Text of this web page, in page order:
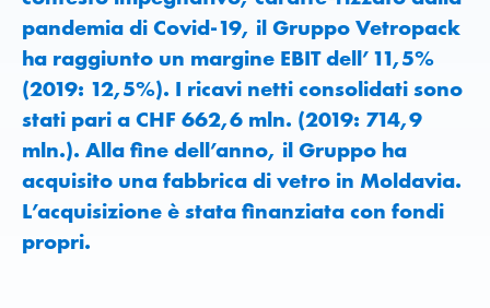
pandemia di Covid-19, il Gruppo Vetropack
ha raggiunto un margine EBIT dell’11,5%
(2019: 12,5%). I ricavi netti consolidati sono
stati pari a CHF 662,6 mln. (2019: 714,9
mln.). Alla fine dell’anno, il Gruppo ha
acquisito una fabbrica di vetro in Moldavia.
L’acquisizione è stata finanziata con fondi
propri.